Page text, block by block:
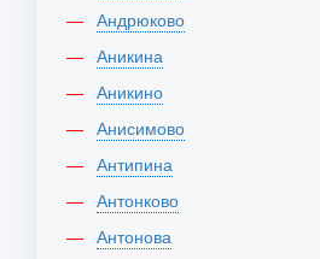
Андрюково
Аникина
Аникино
Анисимово
Антипина
Антонково
Антонова